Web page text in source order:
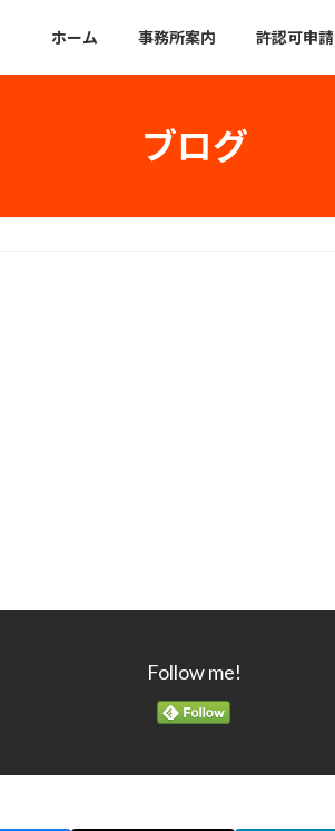
ホーム 事務所案内 許認可申請
ブログ
Follow me!